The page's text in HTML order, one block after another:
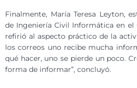
Finalmente, María Teresa Leyton,
de Ingeniería Civil Informática en el
refirió al aspecto práctico de la
los correos uno recibe mucha
qué hacer, uno se pierde un poco.
forma de informar”, concluyó.